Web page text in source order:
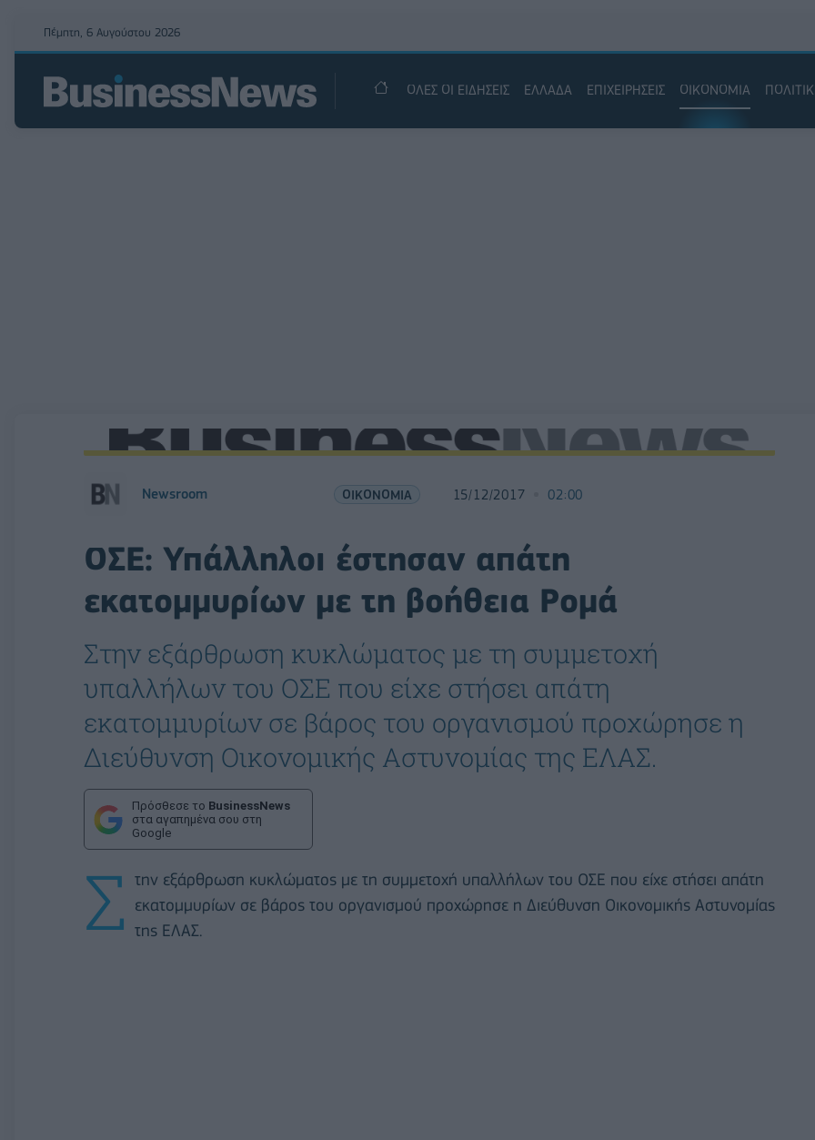
Πέμπτη, 6 Αυγούστου 2026
ΟΛΕΣ ΟΙ ΕΙΔΗΣΕΙΣ ΕΛΛΑΔΑ ΕΠΙΧΕΙΡΗΣΕΙΣ ΟΙΚΟΝΟΜΙΑ
Newsroom ΟΙΚΟΝΟΜΙΑ 15/12/2017 02:00
ΟΣΕ: Υπάλληλοι έστησαν απάτη
εκατομμυρίων με τη βοήθεια Ρομά
Στην εξάρθρωση κυκλώματος με τη συμμετοχή
υπαλλήλων του ΟΣΕ που είχε στήσει απάτη
εκατομμυρίων σε βάρος του οργανισμού προχώρησε η
Διεύθυνση Οικονομικής Αστυνομίας της ΕΛΑΣ.
Πρόσθεσε το BusinessNews
στα αγαπημένα σου στη
Google
Σ την εξάρθρωση κυκλώματος με τη συμμετοχή υπαλλήλων του ΟΣΕ που είχε στήσει απάτη
εκατομμυρίων σε βάρος του οργανισμού προχώρησε η Διεύθυνση Οικονομικής Αστυνομίας
της ΕΛΑΣ.